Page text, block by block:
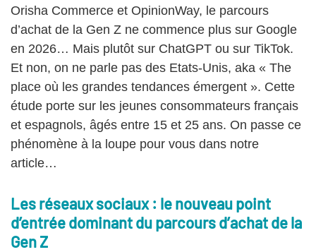
Orisha Commerce et OpinionWay, le parcours
d’achat de la Gen Z ne commence plus sur Google
en 2026… Mais plutôt sur ChatGPT ou sur TikTok.
Et non, on ne parle pas des Etats-Unis, aka « The
place où les grandes tendances émergent ». Cette
étude porte sur les jeunes consommateurs français
et espagnols, âgés entre 15 et 25 ans. On passe ce
phénomène à la loupe pour vous dans notre
article…
Les réseaux sociaux : le nouveau point
d’entrée dominant du parcours d’achat de la
Gen Z